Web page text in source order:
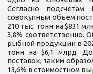
Согласно
совокупный объем
210 тыс. тонн на $831
3,8% соответственно.
рыбной продукции в
тонн на $6,1 млрд.
поставок, таким
13,6% в стоимостном